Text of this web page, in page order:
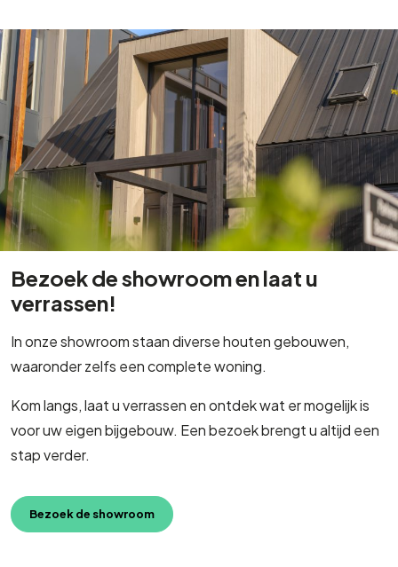
Bezoek de showroom en laat u
verrassen!
In onze showroom staan diverse houten gebouwen,
waaronder zelfs een complete woning.
Kom langs, laat u verrassen en ontdek wat er mogelijk is
voor uw eigen bijgebouw. Een bezoek brengt u altijd een
stap verder.
Bezoek de showroom